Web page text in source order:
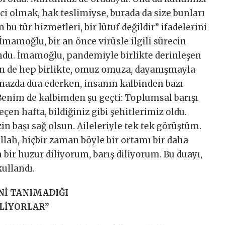
olmak, hak teslimiyse, burada da size bunları
bu tür hizmetleri, bir lütuf değildir” ifadelerini
bir an önce virüsle ilgili sürecin
İmamoğlu, pandemiyle birlikte derinleşen
hep birlikte, omuz omuza, dayanışmayla
dua ederken, insanın kalbinden bazı
de kalbimden şu geçti: Toplumsal barışı
hafta, bildiğiniz gibi şehitlerimiz oldu.
başı sağ olsun. Aileleriyle tek tek görüştüm.
hiçbir zaman böyle bir ortamı bir daha
huzur diliyorum, barış diliyorum. Bu duayı,
TANIMADIĞI